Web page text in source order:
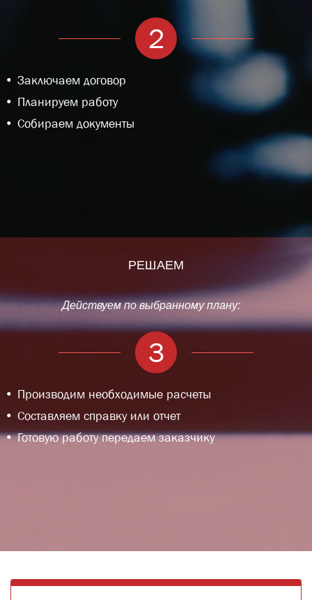
2
Заключаем договор
Планируем работу
Собираем документы
РЕШАЕМ
Действуем по выбранному плану:
3
Производим необходимые расчеты
Составляем справку или отчет
Готовую работу передаем заказчику